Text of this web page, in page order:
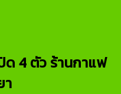
4 ตัว ร้านกาแฟ
า